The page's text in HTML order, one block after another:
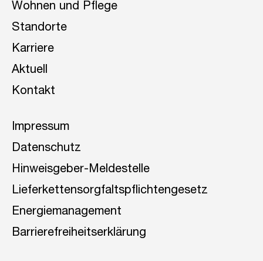
Wohnen und Pflege
Standorte
Karriere
Aktuell
Kontakt
Impressum
Datenschutz
Hinweisgeber-Meldestelle
Lieferkettensorgfaltspflichtengesetz
Energiemanagement
Barrierefreiheitserklärung